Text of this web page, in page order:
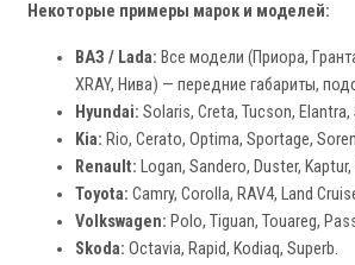
Некоторые примеры марок и моделей:
ВАЗ / Lada: Все модели (Приора,
XRAY, Нива) — передние габариты,
Hyundai: Solaris, Creta, Tucson,
Kia: Rio, Cerato, Optima, Sportage,
Renault: Logan, Sandero, Duster,
Toyota: Camry, Corolla, RAV4, Land
Volkswagen: Polo, Tiguan, Touareg,
Skoda: Octavia, Rapid, Kodiaq, Superb.